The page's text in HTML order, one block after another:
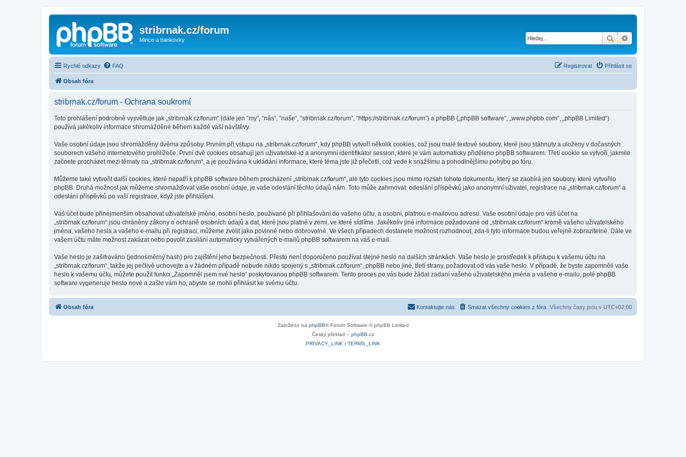
stribrnak.cz/forum
Mince a bankovky Hledat
Rychlé odkazy FAQ Přihlásit se
Registrovat
Obsah fóra
stribrnak.cz/forum - Ochrana soukromí
Toto prohlášení podrobně vysvětluje jak „stribrnak.cz/forum“ (dále jen “my”, “nás”, “naše”, “stribrnak.cz/forum”, “https://stribrnak.cz/forum”) a phpBB („phpBB software“, „www.phpbb.com“, „phpBB Limited“)
používá jakékoliv informace shromážděné během každé vaší návštěvy.
Vaše osobní údaje jsou shromážděny dvěma způsoby. Prvním při vstupu na „stribrnak.cz/forum“, kdy phpBB vytvoří několik cookies, což jsou malé textové soubory, které jsou stáhnuty a uloženy v dočasných
souborech vašeho internetového prohlížeče. První dvě cookies obsahují jen uživatelské-id a anonymní identifikátor session, které je vám automaticky přiděleno phpBB softwarem. Třetí cookie se vytvoří, jakmile
začnete procházet mezi tématy na „stribrnak.cz/forum“, a je používána k ukládání informace, které téma jste již přečetli, což vede k snažšímu a pohodlnějšímu pohybu po fóru.
Můžeme také vytvořit další cookies, které nepatří k phpBB software během procházení „stribrnak.cz/forum“, ale tyto cookies jsou mimo rozsah tohoto dokumentu, který se zaobírá jen soubory, které vytvořilo
phpBB. Druhá možnost jak můžeme shromažďovat vaše osobní údaje, je vaše odeslání těchto údajů nám. Toto může zahrnovat: odeslání příspěvků jako anonymní uživatel, registrace na „stribrnak.cz/forum“ a
odeslání příspěvků po vaší registrace, když jste přihlášeni.
Váš účet bude přinejmenším obsahovat uživatelské jméno, osobní heslo, používané při přihlašování do vašeho účtu, a osobní, platnou e-mailovou adresu. Vaše osobní údaje pro váš účet na
„stribrnak.cz/forum“ jsou chráněny zákony o ochraně osobních údajů a dat, které jsou platné v zemi, ve které sídlíme. Jakékoliv jiné informace požadované od „stribrnak.cz/forum“ kromě vašeho uživatelského
jména, vašeho hesla a vašeho e-mailu při registraci, můžeme zvolit jako povinné nebo dobrovolné. Ve všech případech dostanete možnost rozhodnout, zda-li tyto informace budou veřejně zobrazitelné. Dále ve
vašem účtu máte možnost zakázat nebo povolit zasílání automaticky vytvářených e-mailů phpBB softwarem na váš e-mail.
Vaše heslo je zašifrováno (jednosměrný hash) pro zajištění jeho bezpečnosti. Přesto není doporučeno používat stejné heslo na dalších stránkách. Vaše heslo je prostředek k přístupu k vašemu účtu na
„stribrnak.cz/forum“, takže jej pečlivě uchovejte a v žádném případě nebude nikdo spojený s „stribrnak.cz/forum“, phpBB nebo jiné, třetí strany, požadovat od vás vaše heslo. V případě, že byste zapomněli vaše
heslo k vašemu účtu, můžete použít funkci „Zapomněl jsem své heslo“ poskytovanou phpBB softwarem. Tento proces po vás bude žádat zadaní vašeho uživatelského jména a vašeho e-mailu, poté phpBB
software vygeneruje heslo nové a zašle vám ho, abyste se mohli přihlásit ke svému účtu.
Obsah fóra Všechny časy jsou v UTC+02:00
Smazat všechny cookies z fóra
Kontaktujte nás
Založeno na phpBB® Forum Software © phpBB Limited
Český překlad – phpBB.cz
PRIVACY_LINK | TERMS_LINK